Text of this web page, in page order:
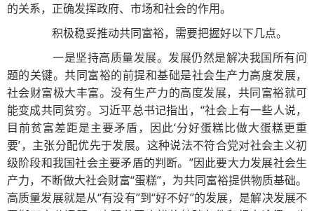
的关系，正确发挥政府、市场和社会的作用。
积极稳妥推动共同富裕，需要把握好以下几点。
一是坚持高质量发展。发展仍然是解决我国所有问
题的关键。共同富裕的前提和基础是社会生产力高度发展，
社会财富极大丰富。没有生产力的高度发展，共同富裕就可
能变成共同贫穷。习近平总书记指出，“社会上有一些人说，
目前贫富差距是主要矛盾，因此‘分好蛋糕比做大蛋糕更重
要’，主张分配优先于发展。这种说法不符合党对社会主义初
级阶段和我国社会主要矛盾的判断。”因此要大力发展社会生
产力，不断做大社会财富“蛋糕”，为共同富裕提供物质基础。
高质量发展就是从“有没有”到“好不好”的发展，是解决发展不